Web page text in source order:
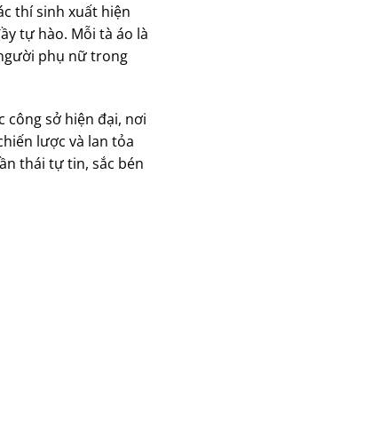
thí sinh xuất hiện
tự hào. Mỗi tà áo là
phụ nữ trong
công sở hiện đại, nơi
lược và lan tỏa
thái tự tin, sắc bén